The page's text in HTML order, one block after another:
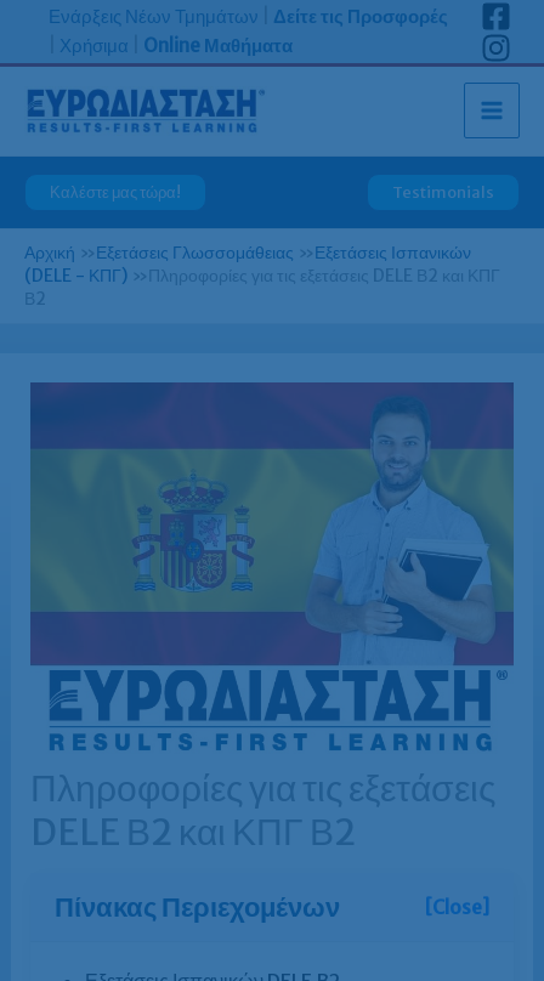
Μετάβαση
περιεχόμενο
Ενάρξεις Νέων Τμημάτων
Δείτε τις Προσφορές
Χρήσιμα Online Μαθήματα
Καλέστε μας τώρα! Testimonials
Αρχική »Εξετάσεις Γλωσσομάθειας »Εξετάσεις Ισπανικών
(DELE - ΚΠΓ) » Πληροφορίες για τις εξετάσεις DELE Β2 και ΚΠΓ
Β2
Πληροφορίες για τις εξετάσεις
DELE Β2 και ΚΠΓ Β2
Πίνακας Περιεχομένων [Close]